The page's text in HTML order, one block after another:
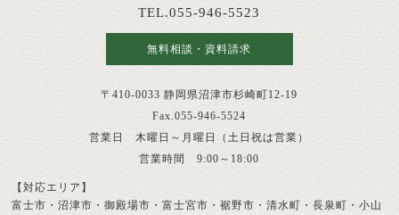
TEL.055-946-5523
無料相談・資料請求
〒410-0033 静岡県沼津市杉崎町12-19
Fax.055-946-5524
営業日 木曜日～月曜日（土日祝は営業）
営業時間 9:00～18:00
【対応エリア】
富士市・沼津市・御殿場市・富士宮市・裾野市・清水町・長泉町・小山